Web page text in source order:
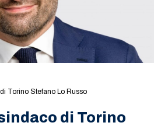
Torino Stefano Lo Russo
di Torino